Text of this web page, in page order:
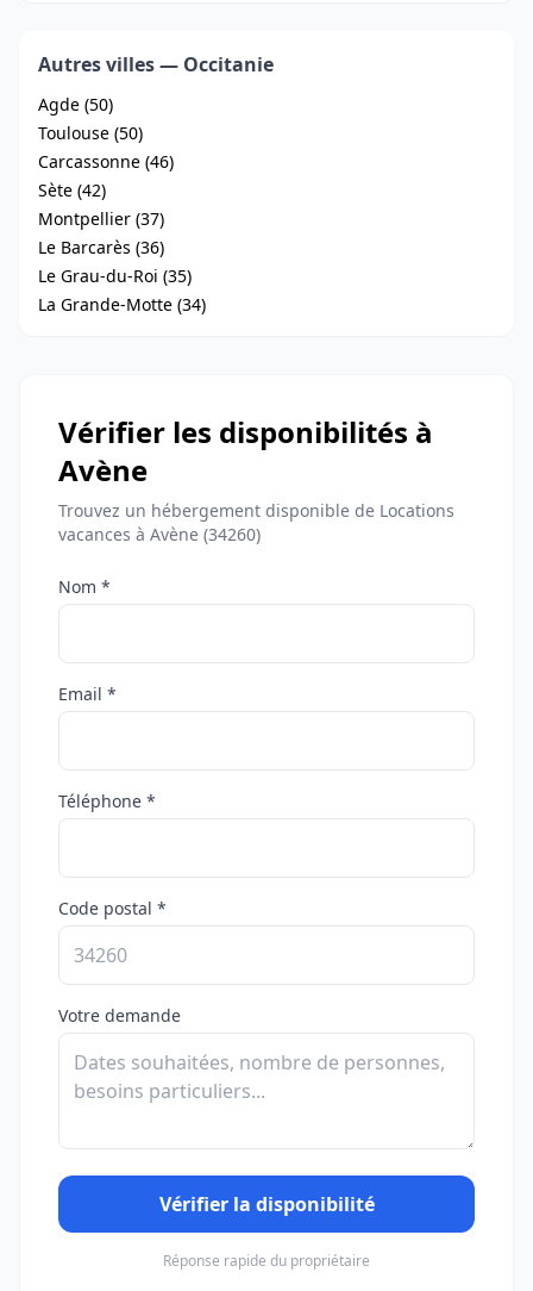
Autres villes — Occitanie
Agde (50)
Toulouse (50)
Carcassonne (46)
Sète (42)
Montpellier (37)
Le Barcarès (36)
Le Grau-du-Roi (35)
La Grande-Motte (34)
Vérifier les disponibilités à
Avène
Trouvez un hébergement disponible de Locations
vacances à Avène (34260)
Nom *
Email *
Téléphone *
Code postal *
Votre demande
Vérifier la disponibilité
Réponse rapide du propriétaire